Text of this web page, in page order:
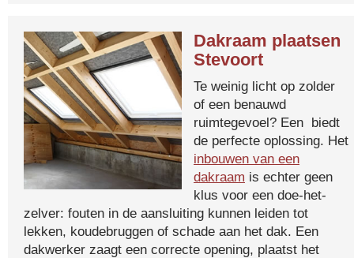
Dakraam plaatsen
Stevoort
Te weinig licht op zolder
of een benauwd
ruimtegevoel? Een biedt
de perfecte oplossing. Het
inbouwen van een
dakraam is echter geen
klus voor een doe-het-
zelver: fouten in de aansluiting kunnen leiden tot
lekken, koudebruggen of schade aan het dak. Een
dakwerker zaagt een correcte opening, plaatst het